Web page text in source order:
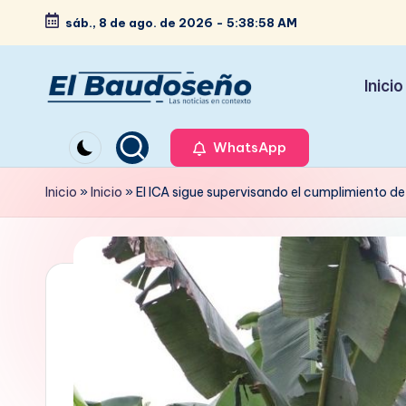
Saltar
contenido
sáb., 8 de ago. de 2026 - 5:38:59 AM
e
ri
d
noticias
en
contexto
Inicio
WhatsApp
Inicio »Inicio »El ICA sigue supervisando el cumplimiento